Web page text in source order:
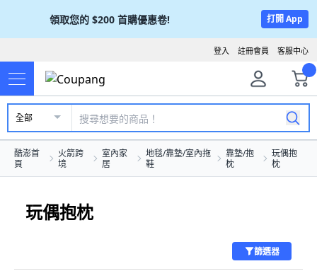
領取您的 $200 首購優惠卷! 打開 App
客服中心
註冊會員
登入
全部
酷澎首
頁
火箭跨
境
室內家
居
地毯/靠墊/室內拖
鞋
靠墊/抱
枕
玩偶抱
枕
玩偶抱枕
篩選器